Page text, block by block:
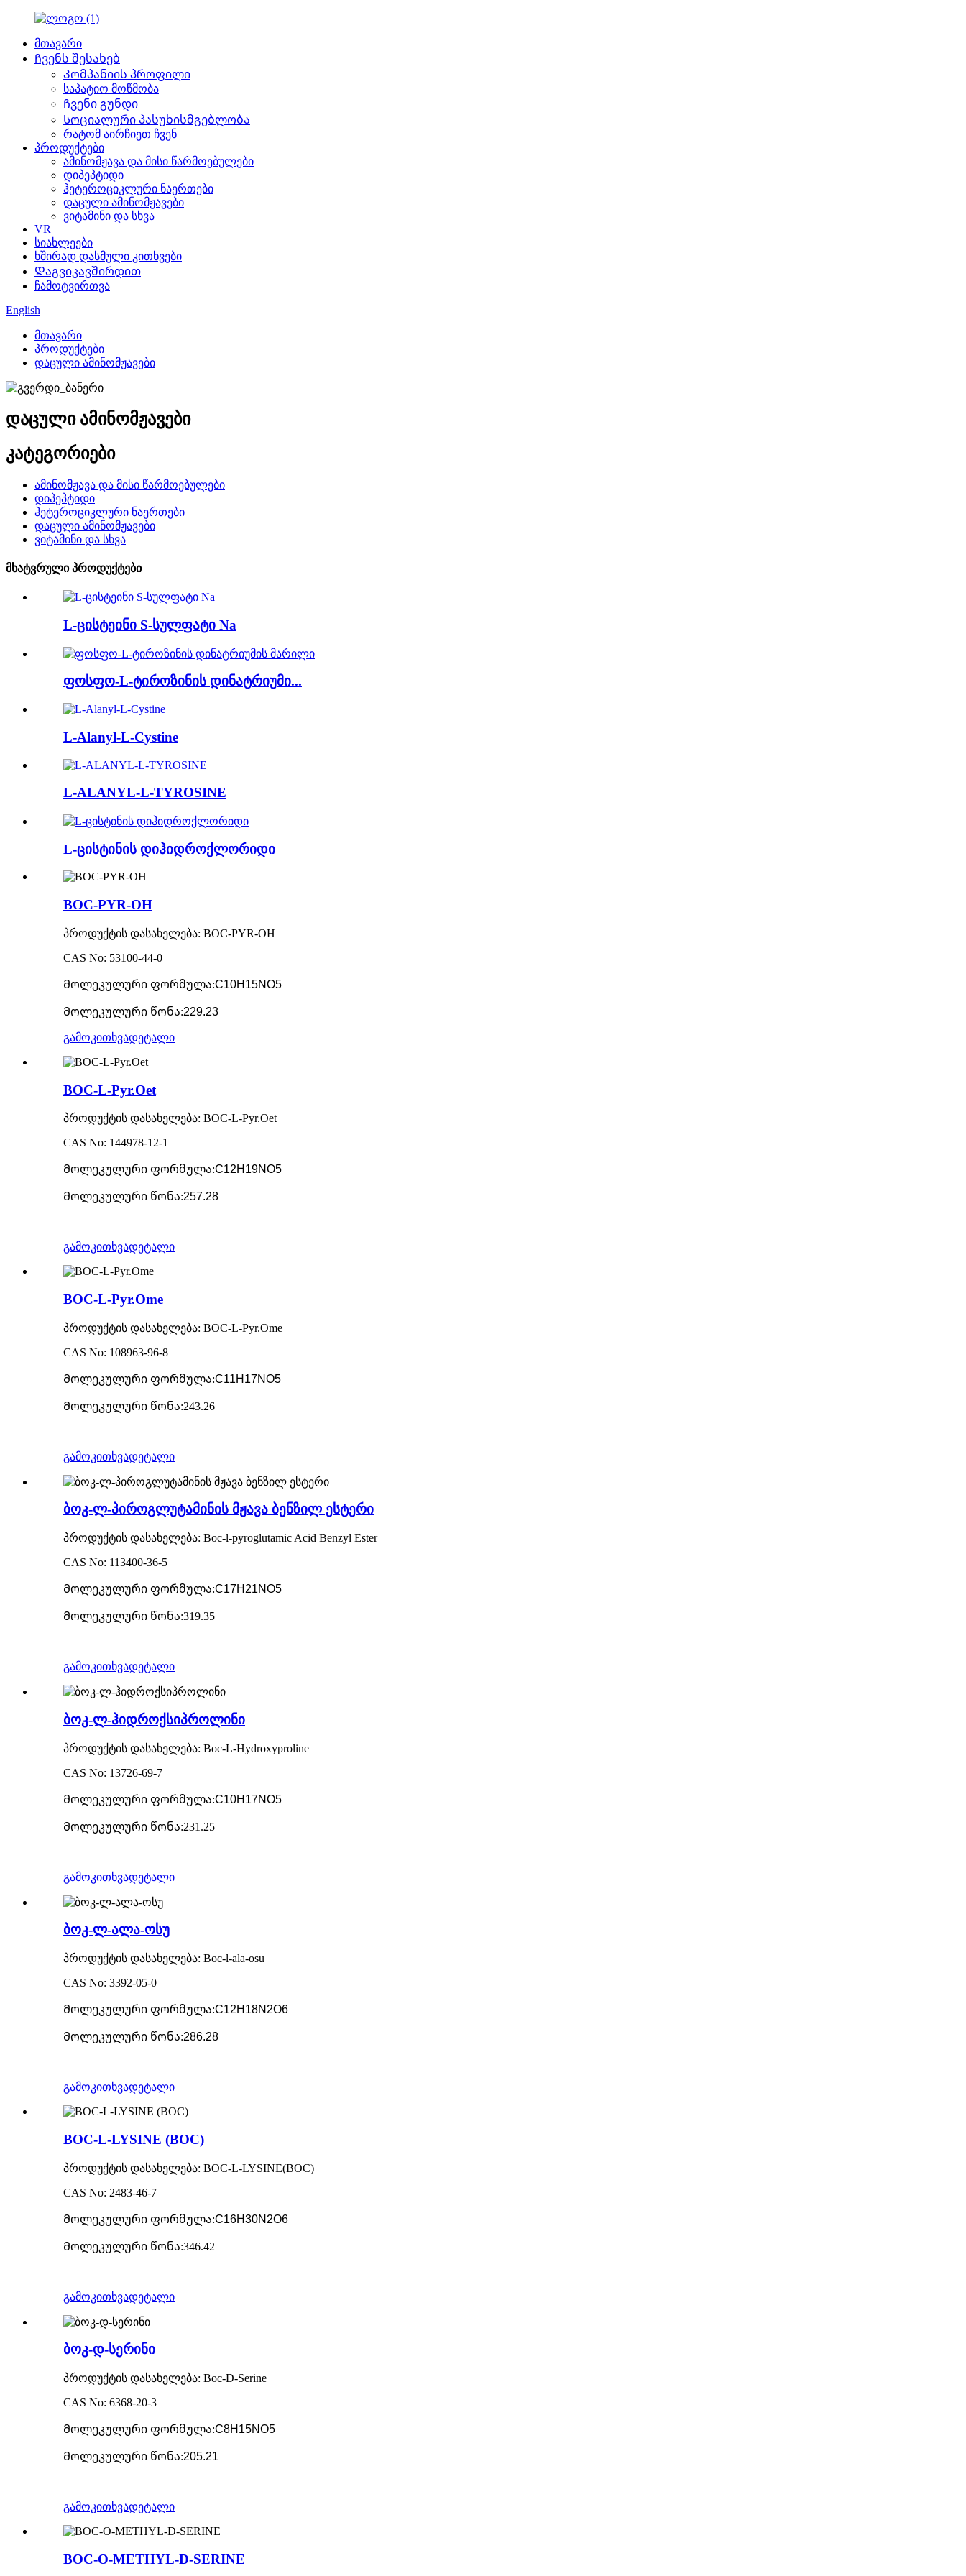
მთავარი
Ჩვენს შესახებ
Კომპანიის პროფილი
საპატიო მოწმობა
Ჩვენი გუნდი
Სოციალური პასუხისმგებლობა
რატომ აირჩიეთ ჩვენ
პროდუქტები
ამინომჟავა და მისი წარმოებულები
დიპეპტიდი
ჰეტეროციკლური ნაერთები
დაცული ამინომჟავები
ვიტამინი და სხვა
VR
სიახლეები
ხშირად დასმული კითხვები
Დაგვიკავშირდით
ჩამოტვირთვა
English
მთავარი
პროდუქტები
დაცული ამინომჟავები
დაცული ამინომჟავები
კატეგორიები
ამინომჟავა და მისი წარმოებულები
დიპეპტიდი
ჰეტეროციკლური ნაერთები
დაცული ამინომჟავები
ვიტამინი და სხვა
მხატვრული პროდუქტები
L-ცისტეინი S-სულფატი Na
ფოსფო-L-ტიროზინის დინატრიუმი...
L-Alanyl-L-Cystine
L-ALANYL-L-TYROSINE
L-ცისტინის დიჰიდროქლორიდი
BOC-PYR-OH
პროდუქტის დასახელება: BOC-PYR-OH
CAS No: 53100-44-0
Მოლეკულური ფორმულა:C10H15NO5
Მოლეკულური წონა:229.23
გამოკითხვადეტალი
BOC-L-Pyr.Oet
პროდუქტის დასახელება: BOC-L-Pyr.Oet
CAS No: 144978-12-1
Მოლეკულური ფორმულა:C12H19NO5
Მოლეკულური წონა:257.28
გამოკითხვადეტალი
BOC-L-Pyr.Ome
პროდუქტის დასახელება: BOC-L-Pyr.Ome
CAS No: 108963-96-8
Მოლეკულური ფორმულა:C11H17NO5
Მოლეკულური წონა:243.26
გამოკითხვადეტალი
ბოკ-ლ-პიროგლუტამინის მჟავა ბენზილ ესტერი
პროდუქტის დასახელება: Boc-l-pyroglutamic Acid Benzyl Ester
CAS No: 113400-36-5
Მოლეკულური ფორმულა:C17H21NO5
Მოლეკულური წონა:319.35
გამოკითხვადეტალი
ბოკ-ლ-ჰიდროქსიპროლინი
პროდუქტის დასახელება: Boc-L-Hydroxyproline
CAS No: 13726-69-7
Მოლეკულური ფორმულა:C10H17NO5
Მოლეკულური წონა:231.25
გამოკითხვადეტალი
ბოკ-ლ-ალა-ოსუ
პროდუქტის დასახელება: Boc-l-ala-osu
CAS No: 3392-05-0
Მოლეკულური ფორმულა:C12H18N2O6
Მოლეკულური წონა:286.28
გამოკითხვადეტალი
BOC-L-LYSINE (BOC)
პროდუქტის დასახელება: BOC-L-LYSINE(BOC)
CAS No: 2483-46-7
Მოლეკულური ფორმულა:C16H30N2O6
Მოლეკულური წონა:346.42
გამოკითხვადეტალი
ბოკ-დ-სერინი
პროდუქტის დასახელება: Boc-D-Serine
CAS No: 6368-20-3
Მოლეკულური ფორმულა:C8H15NO5
Მოლეკულური წონა:205.21
გამოკითხვადეტალი
BOC-O-METHYL-D-SERINE